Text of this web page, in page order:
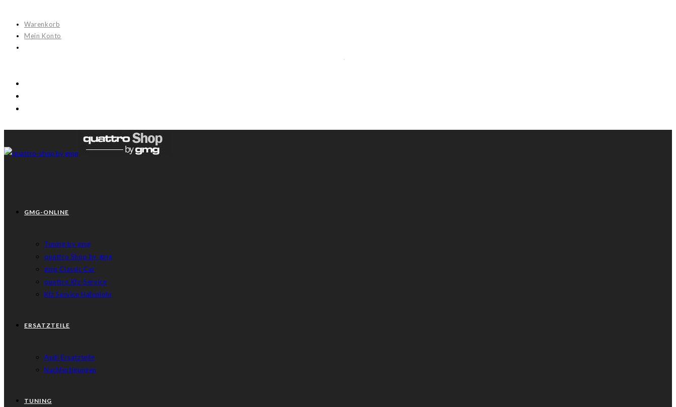
Warenkorb
Mein Konto
GMG-ONLINE
Tuning by gmg
quattro Shop by gmg
gmg Classic Car
quattro Kfz-Service
Kfz Service Hafenlohr
ERSATZTEILE
Audi Ersatzteile
Nachfertigungen
TUNING